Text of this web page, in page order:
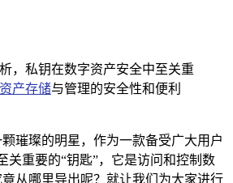
，私钥在数字资产安全中至关重
资产存储与管理的安全性和便利
璀璨的明星，作为一款备受广大用户
重要的“钥匙”，它是访问和控制数
从哪里导出呢？就让我们为大家进行